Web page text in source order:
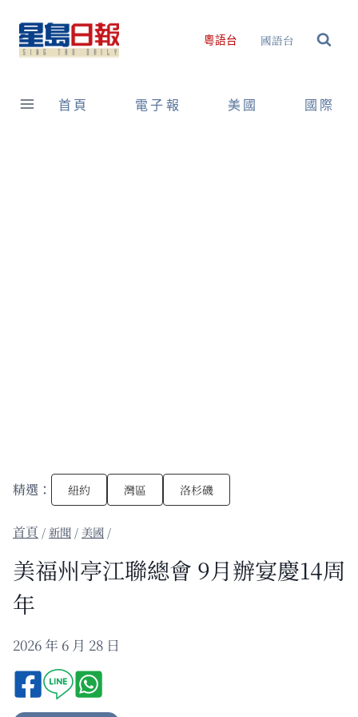
content
粵語台 國語台
首頁 電子報 美國 國際
精選： 紐約 灣區 洛杉磯
/新聞 / 美國 /
美福州亭江聯總會 9月辦宴慶14周
年
2026 年 6 月 28 日